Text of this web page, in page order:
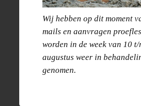
Zomer art
donderdag
augustus
Wij hebben op dit moment
mails en aanvragen
worden in de week van 10 t/
augustus weer in
genomen.